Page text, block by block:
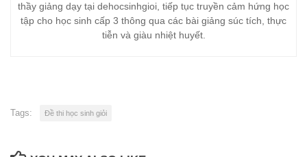
thầy giảng dạy tại dehocsinhgioi, tiếp tục truyền cảm hứng học
tập cho học sinh cấp 3 thông qua các bài giảng súc tích, thực
tiễn và giàu nhiệt huyết.
Tags: Đề thi học sinh giỏi